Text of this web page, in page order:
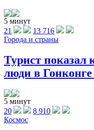
5 минут
21
13 716
Города и страны
Турист
люди в Гонконге
5 минут
20
8 910
Космос